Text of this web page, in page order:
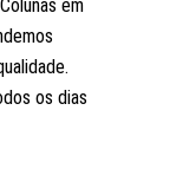
em
os dias